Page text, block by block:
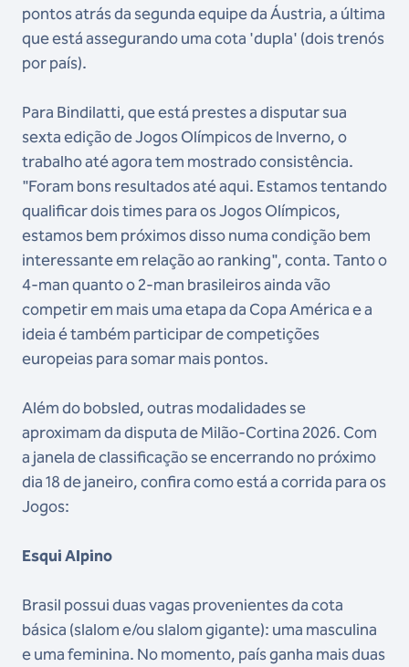
pontos atrás da segunda equipe da Áustria, a última
que está assegurando uma cota 'dupla' (dois trenós
por país).
Para Bindilatti, que está prestes a disputar sua
sexta edição de Jogos Olímpicos de Inverno, o
trabalho até agora tem mostrado consistência.
"Foram bons resultados até aqui. Estamos tentando
qualificar dois times para os Jogos Olímpicos,
estamos bem próximos disso numa condição bem
interessante em relação ao ranking", conta. Tanto o
4-man quanto o 2-man brasileiros ainda vão
competir em mais uma etapa da Copa América e a
ideia é também participar de competições
europeias para somar mais pontos.
Além do bobsled, outras modalidades se
aproximam da disputa de Milão-Cortina 2026. Com
a janela de classificação se encerrando no próximo
dia 18 de janeiro, confira como está a corrida para os
Jogos:
Esqui Alpino
Brasil possui duas vagas provenientes da cota
básica (slalom e/ou slalom gigante): uma masculina
e uma feminina. No momento, país ganha mais duas